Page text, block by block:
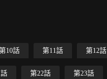
10話 第11話 第12話
第22話 第23話